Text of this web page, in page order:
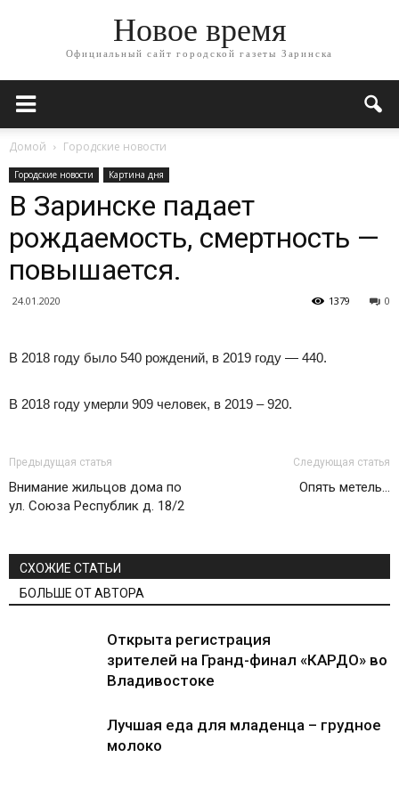
Новое время
Официальный сайт городской газеты Заринска
Домой Городские новости
Городские новости Картина дня
В Заринске падает
рождаемость, смертность —
повышается.
24.01.2020 0
1379
В 2018 году было 540 рождений, в 2019 году — 440.
В 2018 году умерли 909 человек, в 2019 – 920.
Предыдущая статья
Внимание жильцов дома по
ул. Союза Республик д. 18/2
Следующая статья
Опять метель…
СХОЖИЕ СТАТЬИ
БОЛЬШЕ ОТ АВТОРА
Открыта регистрация
зрителей на Гранд-финал «КАРДО» во
Владивостоке
Лучшая еда для младенца – грудное
молоко